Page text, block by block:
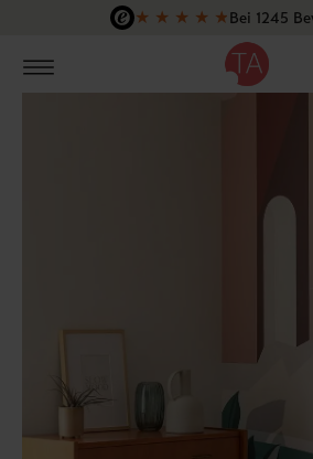
Zum Hauptinhalt springen
★ ★ ★ ★ ★Bei 1245